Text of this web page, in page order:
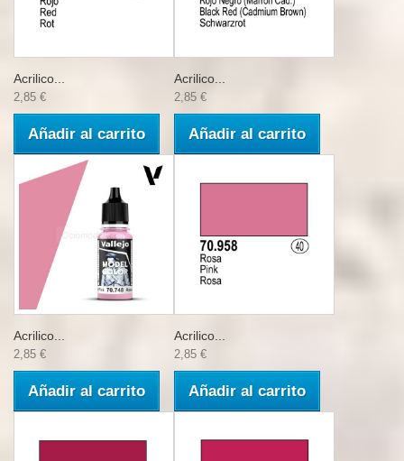
Acrilico...
2,85 €
Añadir al carrito
Acrilico...
2,85 €
Añadir al carrito
Acrilico...
2,85 €
Añadir al carrito
Acrilico...
2,85 €
Añadir al carrito